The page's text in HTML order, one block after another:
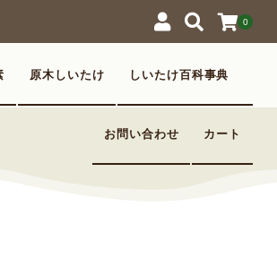
0
原木しいたけ しいたけ百科事典
お問い合わせ カート